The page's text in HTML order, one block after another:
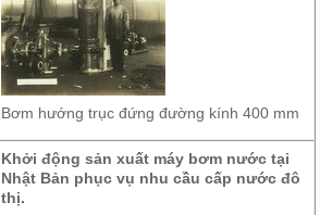
Bơm hướng trục đứng đường kính 400 mm
Khởi động sản xuất máy bơm nước tại
Nhật Bản phục vụ nhu cầu cấp nước đô
thị.